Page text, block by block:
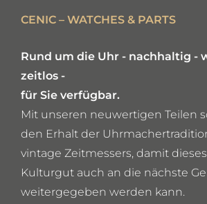
CENIC – WATCHES & PARTS
Rund um die Uhr - nachhaltig -
zeitlos -
für Sie verfügbar.
Mit unseren neuwertigen Teilen
den Erhalt der
vintage Zeitmessers, damit
Kulturgut auch an die nächste
weitergegeben werden kann.